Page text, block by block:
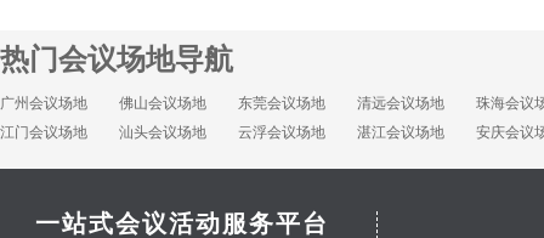
热门会议场地导航
广州会议场地 佛山会议场地 东莞会议场地 清远会议场地
珠海会议
江门会议场地
汕头会议场地 云浮会议场地 湛江会议场地 安庆会议
一站式会议活动服务平台